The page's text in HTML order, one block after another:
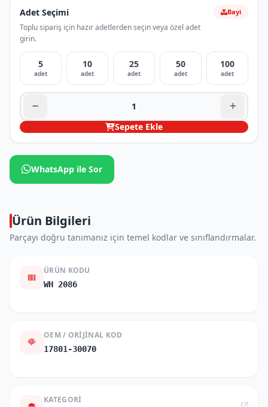
Adet Seçimi
Toplu sipariş için hazır adetlerden seçin veya özel adet
girin.
Bayi
5
adet
10
adet
25
adet
50
adet
100
adet
Sepete Ekle
WhatsApp ile Sor
Ürün Bilgileri
Parçayı doğru tanımanız için temel kodlar ve sınıflandırmalar.
ÜRÜN KODU
WH 2086
OEM / ORIJINAL KOD
17801-30070
KATEGORI